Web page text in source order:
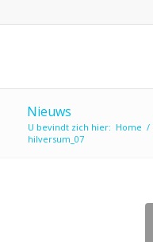
Nieuws
U bevindt zich hier: Home /
hilversum_07